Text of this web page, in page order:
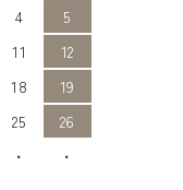
4
5
11
12
18
19
25
26
・ ・